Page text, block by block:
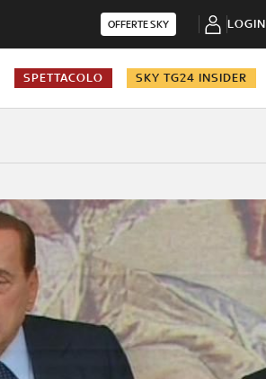
OFFERTE SKY LOGIN
SPETTACOLO SKY TG24 INSIDER